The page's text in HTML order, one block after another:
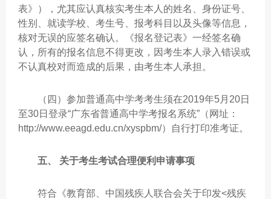
表》），尤其应认真核实考生本人的姓名、身份证号、
性别、就读学校、考生号、报考科目以及头像等信息，
核对无误的应签名确认。《报名登记表》一经签名确
认，所有的报名信息不得更改，因考生本人录入错误或
不认真校对而造成的后果，由考生本人承担。
（四）参加普通高中学考考生须在2019年5月20日
至30日登录“广东省普通高中学考报名系统”（网址：
http://www.eeagd.edu.cn/xyspbm/）自行打印准考证。
五、 关于考生考试合理便利申请事项
符合《教育部、中国残疾人联合会关于印发<残疾